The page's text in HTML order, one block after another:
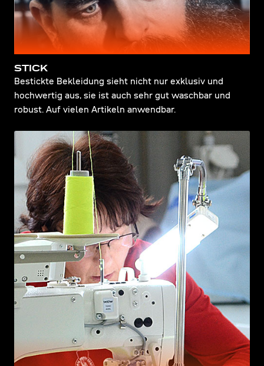
STICK
Bestickte Bekleidung sieht nicht nur exklusiv und
hochwertig aus, sie ist auch sehr gut waschbar und
robust. Auf vielen Artikeln anwendbar.